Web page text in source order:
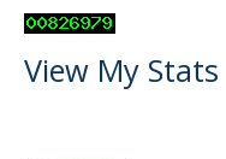
View My Stats